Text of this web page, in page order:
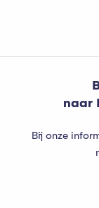
naar
Bij onze